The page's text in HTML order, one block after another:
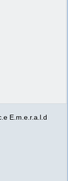
E.m.e.r.a.l.d